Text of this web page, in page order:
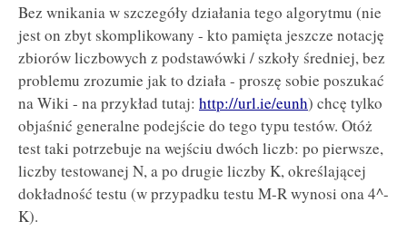
Bez wnikania w szczegóły działania tego algorytmu (nie
jest on zbyt skomplikowany - kto pamięta jeszcze notację
zbiorów liczbowych z podstawówki / szkoły średniej, bez
problemu zrozumie jak to działa - proszę sobie poszukać
na Wiki - na przykład tutaj: http://url.ie/eunh) chcę tylko
objaśnić generalne podejście do tego typu testów. Otóż
test taki potrzebuje na wejściu dwóch liczb: po pierwsze,
liczby testowanej N, a po drugie liczby K, określającej
dokładność testu (w przypadku testu M-R wynosi ona 4^-
K).